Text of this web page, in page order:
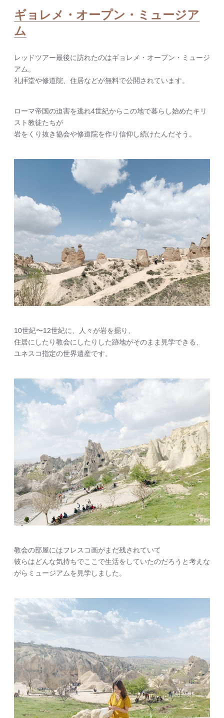
ギョレメ・オープン・ミュージア
ム
レッドツアー最後に訪れたのはギョレメ・オープン・ミュージ
アム。
礼拝堂や修道院、住居などが無料で公開されています。
ローマ帝国の迫害を逃れ4世紀からこの地で暮らし始めたキリ
スト教徒たちが
岩をくり抜き協会や修道院を作り信仰し続けたんだそう。
10世紀〜12世紀に、人々が岩を掘り、
住居にしたり教会にしたりした跡地がそのまま見学できる、
ユネスコ指定の世界遺産です。
教会の部屋にはフレスコ画がまだ残されていて
彼らはどんな気持ちでここで生活をしていたのだろうと考えな
がらミュージアムを見学しました。